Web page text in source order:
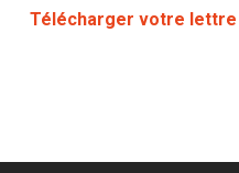
Télécharger votre lettre